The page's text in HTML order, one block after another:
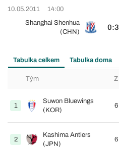
10.05.2011
14:00
Shanghai Shenhua
(CHN)
0:3
Tabulka celkem Tabulka doma
Tým Z
1
Suwon Bluewings
(KOR)
6
2
Kashima Antlers
(JPN)
6